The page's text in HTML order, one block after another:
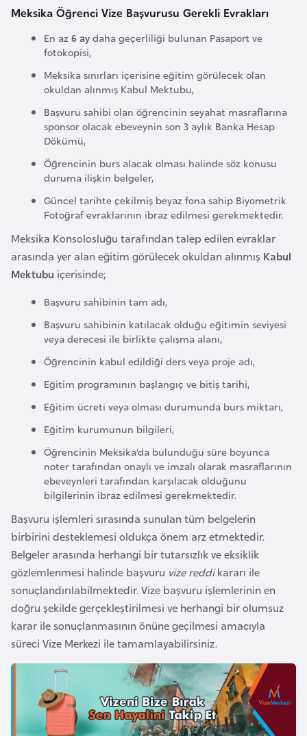
Meksika Öğrenci Vize Başvurusu Gerekli Evrakları
En az 6 aydaha geçerliliği bulunan Pasaport ve
fotokopisi,
Meksika sınırları içerisine eğitim görülecek olan
okuldan alınmış Kabul Mektubu,
Başvuru sahibi olan öğrencinin seyahat masraflarına
sponsor olacak ebeveynin son 3 aylık Banka Hesap
Dökümü,
Öğrencinin burs alacak olması halinde söz konusu
duruma ilişkin belgeler,
Güncel tarihte çekilmiş beyaz fona sahip Biyometrik
Fotoğraf evraklarının ibraz edilmesi gerekmektedir.
Meksika Konsolosluğu tarafından talep edilen evraklar
arasında yer alan eğitim görülecek okuldan alınmış Kabul
Mektubu içerisinde;
Başvuru sahibinin tam adı,
Başvuru sahibinin katılacak olduğu eğitimin seviyesi
veya derecesi ile birlikte çalışma alanı,
Öğrencinin kabul edildiği ders veya proje adı,
Eğitim programının başlangıç ve bitiş tarihi,
Eğitim ücreti veya olması durumunda burs miktarı,
Eğitim kurumunun bilgileri,
Öğrencinin Meksika’da bulunduğu süre boyunca
noter tarafından onaylı ve imzalı olarak masraflarının
ebeveynleri tarafından karşılacak olduğunu
bilgilerinin ibraz edilmesi gerekmektedir.
Başvuru işlemleri sırasında sunulan tüm belgelerin
birbirini desteklemesi oldukça önem arz etmektedir.
Belgeler arasında herhangi bir tutarsızlık ve eksiklik
gözlemlenmesi halinde başvuru vize reddikararı ile
sonuçlandırılabilmektedir. Vize başvuru işlemlerinin en
doğru şekilde gerçekleştirilmesi ve herhangi bir olumsuz
karar ile sonuçlanmasının önüne geçilmesi amacıyla
süreci Vize Merkezi ile tamamlayabilirsiniz.
d
B
s
n
a
H
e
r
s
e
u